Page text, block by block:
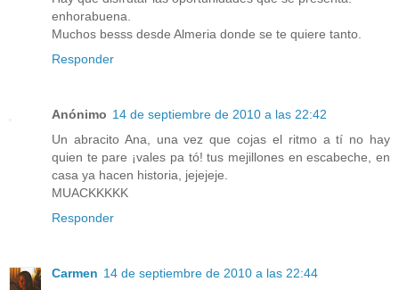
enhorabuena.
Muchos besss desde Almeria donde se te quiere tanto.
Responder
Anónimo 14 de septiembre de 2010 a las 22:42
Un abracito Ana, una vez que cojas el ritmo a tí no hay
quien te pare ¡vales pa tó! tus mejillones en escabeche, en
casa ya hacen historia, jejejeje.
MUACKKKKK
Responder
Carmen 14 de septiembre de 2010 a las 22:44